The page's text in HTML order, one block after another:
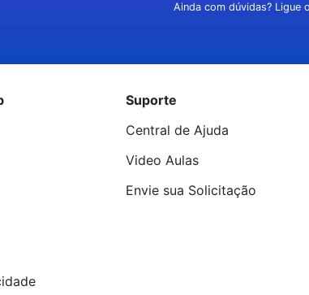
Ainda com dúvidas? Ligue
Suporte
Central de Ajuda
Video Aulas
Envie sua Solicitação